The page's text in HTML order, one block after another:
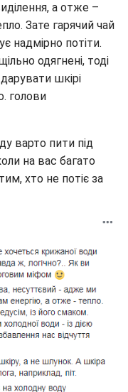
а отже –
Зате гарячий чай
надмірно потіти.
одягнені, тоді
шкірі
голови
варто пити під
на вас багато
хто не потіє за